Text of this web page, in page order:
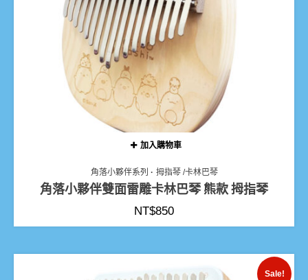
加入購物車
角落小夥伴系列 拇指琴 /卡林巴琴
角落小夥伴雙面雷雕卡林巴琴 熊款 拇指琴
NT$850
Sale!